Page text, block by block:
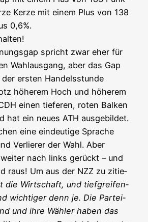
Ker­ze mit einem Plus von 138
0,6%.
spricht zwar eher für
Wahl­aus­gang, aber das Gap
ers­ten Han­dels­stun­de
höhe­rem Hoch und höhe­rem
einen tie­fe­ren, roten Bal­ken
hat ein neu­es ATH aus­ge­bil­det.
eine ein­deu­ti­ge Spra­che
Ver­lie­rer der Wahl. Aber
nach links gerückt – und
raus! Um aus der NZZ zu zitie­
die Wirt­schaft, und tief­grei­fen­
wich­ti­ger denn je. Die Par­tei­
und ihre Wäh­ler haben das